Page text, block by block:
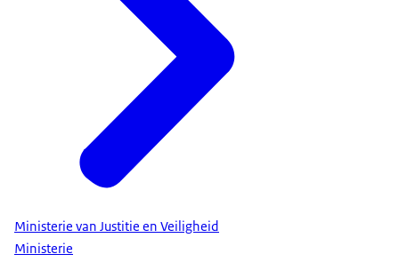
Ministerie van Justitie en Veiligheid
Ministerie